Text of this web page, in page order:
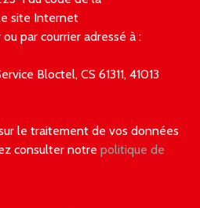
site Internet
par courrier adressé à :
Bloctel, CS 61311, 41013
le traitement de vos données
consulter notre politique de